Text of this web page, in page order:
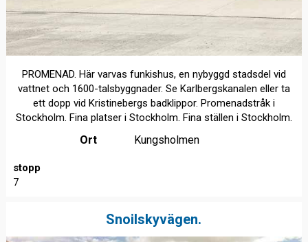
PROMENAD. Här varvas funkishus, en nybyggd stadsdel vid
vattnet och 1600-talsbyggnader. Se Karlbergskanalen eller ta
ett dopp vid Kristinebergs badklippor. Promenadstråk i
Stockholm. Fina platser i Stockholm. Fina ställen i Stockholm.
Ort Kungsholmen
stopp
7
Snoilskyvägen.